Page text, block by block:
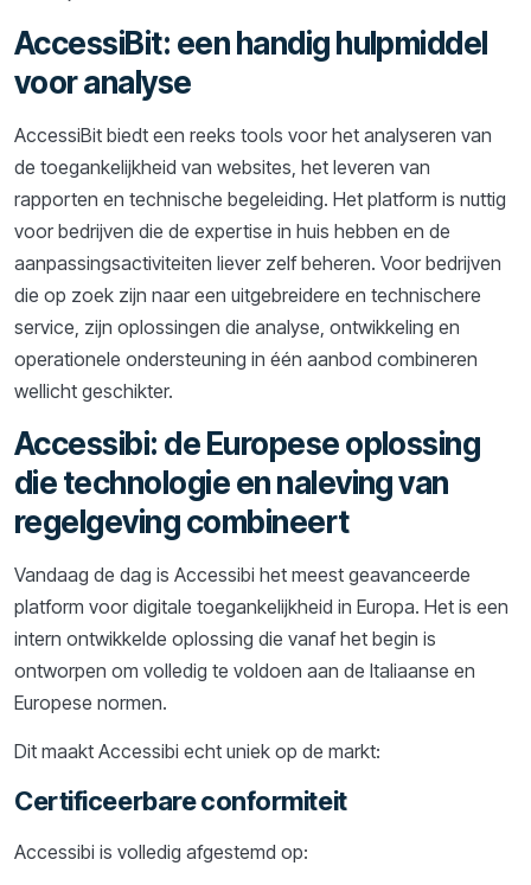
AccessiBit: een handig hulpmiddel
voor analyse
AccessiBit biedt een reeks tools voor het analyseren van
de toegankelijkheid van websites, het leveren van
rapporten en technische begeleiding. Het platform is nuttig
voor bedrijven die de expertise in huis hebben en de
aanpassingsactiviteiten liever zelf beheren. Voor bedrijven
die op zoek zijn naar een uitgebreidere en technischere
service, zijn oplossingen die analyse, ontwikkeling en
operationele ondersteuning in één aanbod combineren
wellicht geschikter.
Accessibi: de Europese oplossing
die technologie en naleving van
regelgeving combineert
Vandaag de dag is Accessibi het meest geavanceerde
platform voor digitale toegankelijkheid in Europa. Het is een
intern ontwikkelde oplossing die vanaf het begin is
ontworpen om volledig te voldoen aan de Italiaanse en
Europese normen.
Dit maakt Accessibi echt uniek op de markt:
Certificeerbare conformiteit
Accessibi is volledig afgestemd op: